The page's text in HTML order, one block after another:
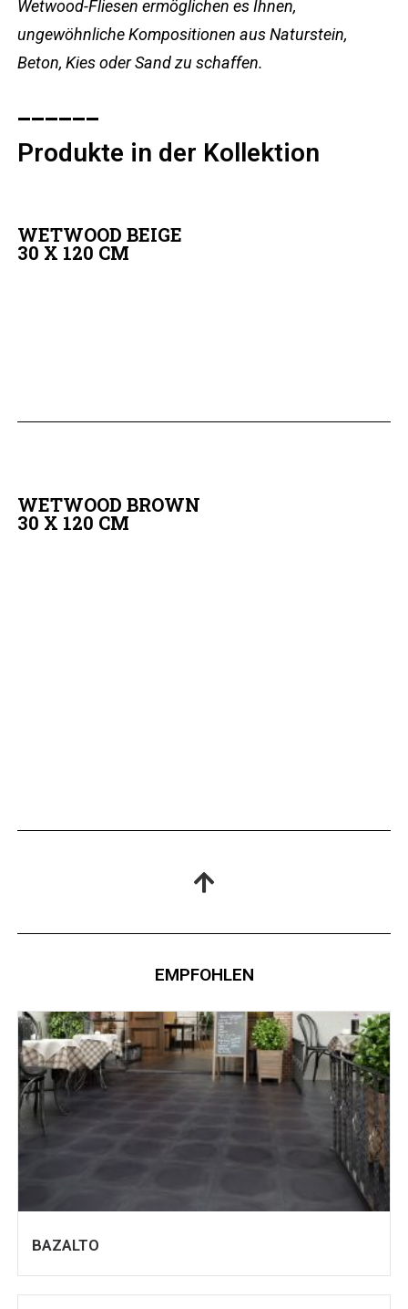
Wetwood-Fliesen ermöglichen es Ihnen,
ungewöhnliche Kompositionen aus Naturstein,
Beton, Kies oder Sand zu schaffen.
Produkte in der Kollektion
WETWOOD BEIGE
30 X 120 CM
WETWOOD BROWN
30 X 120 CM
EMPFOHLEN
BAZALTO